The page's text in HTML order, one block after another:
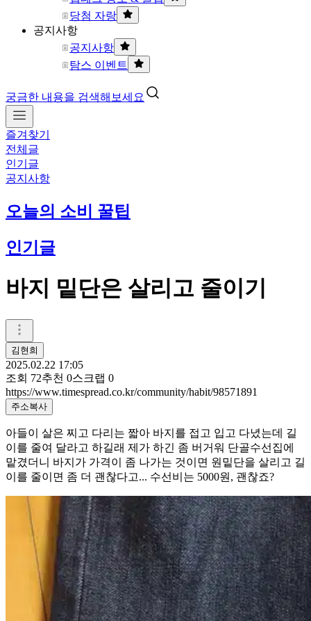
당첨 자랑
공지사항
공지사항
탐스 이벤트
궁금한 내용을 검색해보세요
즐겨찾기
전체글
인기글
공지사항
오늘의 소비 꿀팁
인기글
바지 밑단은 살리고 줄이기
김현희
2025.02.22 17:05
조회 72추천 0스크랩 0
https://www.timespread.co.kr/community/habit/98571891
주소복사
아들이 살은 찌고 다리는 짧아 바지를 접고 입고 다녔는데 길
이를 줄여 달라고 하길래 제가 하긴 좀 버거워 단골수선집에
맡겼더니 바지가 가격이 좀 나가는 것이면 원밑단을 살리고 길
이를 줄이면 좀 더 괜찮다고... 수선비는 5000원, 괜찮죠?